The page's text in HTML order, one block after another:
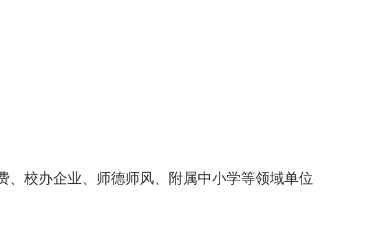
、校办企业、师德师风、附属中小学等领域单位